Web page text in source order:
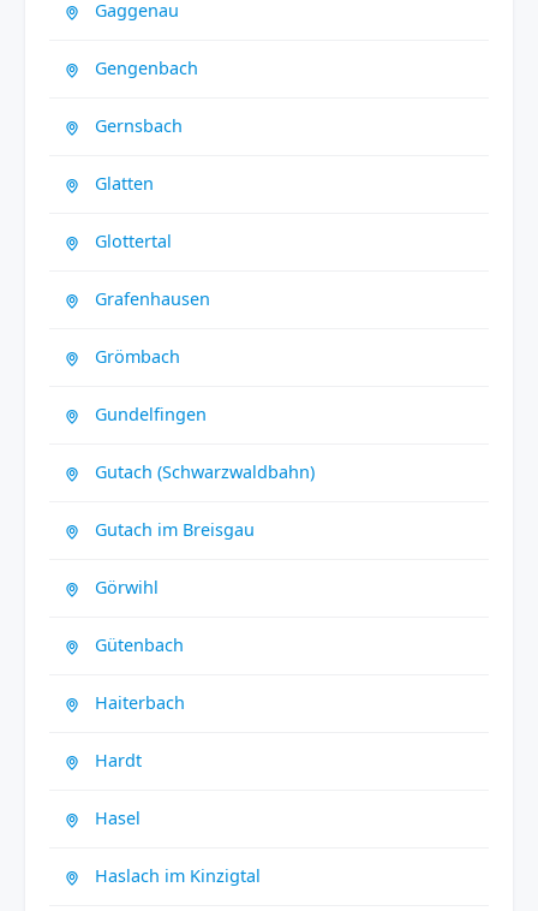
Gaggenau
Gengenbach
Gernsbach
Glatten
Glottertal
Grafenhausen
Grömbach
Gundelfingen
Gutach (Schwarzwaldbahn)
Gutach im Breisgau
Görwihl
Gütenbach
Haiterbach
Hardt
Hasel
Haslach im Kinzigtal